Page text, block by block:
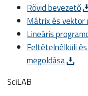
Rövid bevezető
Mátrix és vektor
Lineáris
Feltételnélküli
megoldása
SciLAB